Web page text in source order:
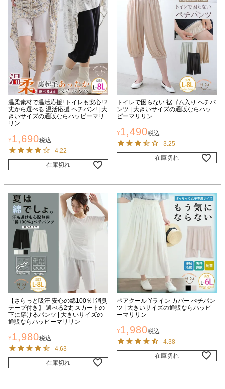
温柔素材で温活応援! トイレも安心! 2
丈から選べる 温活応援 ペチパン! | 大
きいサイズの通販ならハッピーマリ
リン
¥1,690税込
4.22
在庫切れ
トイレで困らない 裾ゴム入り ぺチパ
ンツ | 大きいサイズの通販ならハッ
ピーマリリン
¥1,490税込
3.25
在庫切れ
【さらっと吸汗 安心の綿100％! 消臭
テープ付き】 選べる2丈 スカートの
下に穿けるパンツ | 大きいサイズの
通販ならハッピーマリリン
¥1,980税込
4.63
在庫切れ
ペアクール Yライン カバー ぺチパン
ツ | 大きいサイズの通販ならハッピ
ーマリリン
¥1,980税込
4.38
在庫切れ